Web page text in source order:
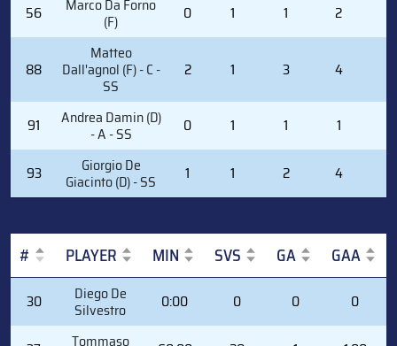
56
Marco Da Forno
(F) 0 1 1 2
88
Matteo
Dall'agnol (F) - C -
SS
2 1 3 4
91 Andrea Damin (D)
- A - SS 0 1 1 1
93 Giorgio De
Giacinto (D) - SS 1 1 2 4
# PLAYER MIN SVS GA GAA
#
PLAYER MIN SVS GA GAA
30 Diego De
Silvestro 0:00 0 0 0
Tommaso